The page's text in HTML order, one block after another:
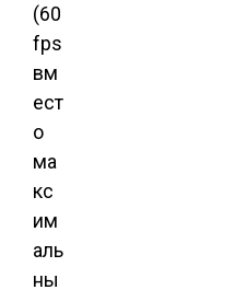
(60
fps
вм
ест
о
ма
кс
им
аль
ны